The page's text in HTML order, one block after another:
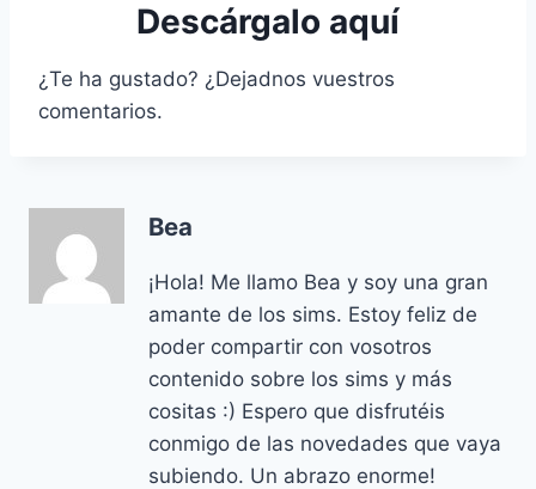
Descárgalo aquí
¿Te ha gustado? ¿Dejadnos vuestros
comentarios.
Bea
¡Hola! Me llamo Bea y soy una gran
amante de los sims. Estoy feliz de
poder compartir con vosotros
contenido sobre los sims y más
cositas :) Espero que disfrutéis
conmigo de las novedades que vaya
subiendo. Un abrazo enorme!